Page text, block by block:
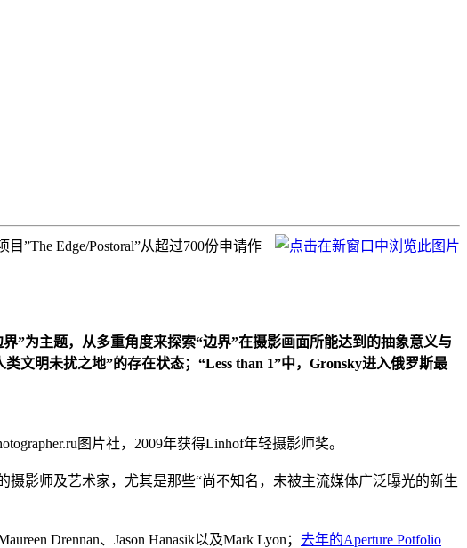
”The Edge/Postoral”从超过700份申请作
”为主题，从多重角度来探索“边界”在摄影画面所能达到的抽象意义与
文明未扰之地”的存在状态；“Less than 1”中，Gronsky进入俄罗斯最
图片社，2009年获得Linhof年轻摄影师奖。
摄影师及艺术家，尤其是那些“尚不知名，未被主流媒体广泛曝光的新生
Drennan、Jason Hanasik以及Mark Lyon； 去年的Aperture Potfolio